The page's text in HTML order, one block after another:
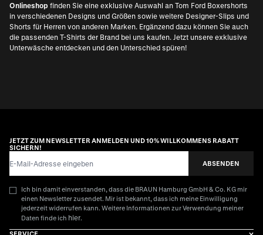
Onlineshop finden Sie eine exklusive Auswahl an Tom Ford Boxershorts
in verschiedenen Designs und Größen sowie weitere Designer-Slips und
Shorts für Herren von anderen Marken. Ergänzend dazu können Sie auch
die passenden T-Shirts der Brand bei uns kaufen. Jetzt unsere exklusive
Unterwäsche entdecken und den Unterschied spüren!
JETZT ZUM NEWSLETTER ANMELDEN UND 10% WILLKOMMENS RABATT
SICHERN!
ABSENDEN
Ich bin damit einverstanden, dass die BRAUN Hamburg GmbH & Co. KG mir
einen Newsletter zusendet. Mir ist bekannt, dass ich meine Einwilligung
jederzeit widerrufen kann. Weitere Informationen zur Verwendung meiner
Daten finde ich hier